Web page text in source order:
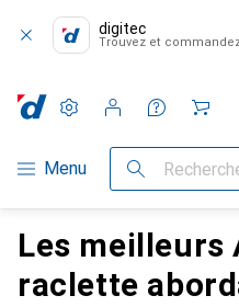
digitec
Trouvez et
Navigation par catégorie
Menu Recherche
Paramètres
Compte client
Listes de comparaison
Listes d'envies
Panier
Les meilleurs
raclette